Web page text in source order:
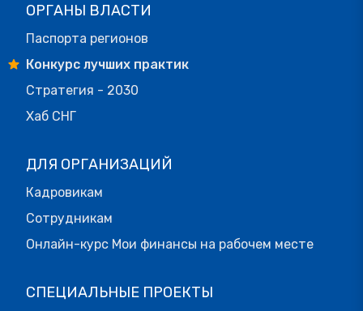
ОРГАНЫ ВЛАСТИ
Паспорта регионов
Конкурс лучших практик
Стратегия - 2030
Хаб СНГ
ДЛЯ ОРГАНИЗАЦИЙ
Кадровикам
Сотрудникам
Онлайн-курс Мои финансы на рабочем месте
СПЕЦИАЛЬНЫЕ ПРОЕКТЫ